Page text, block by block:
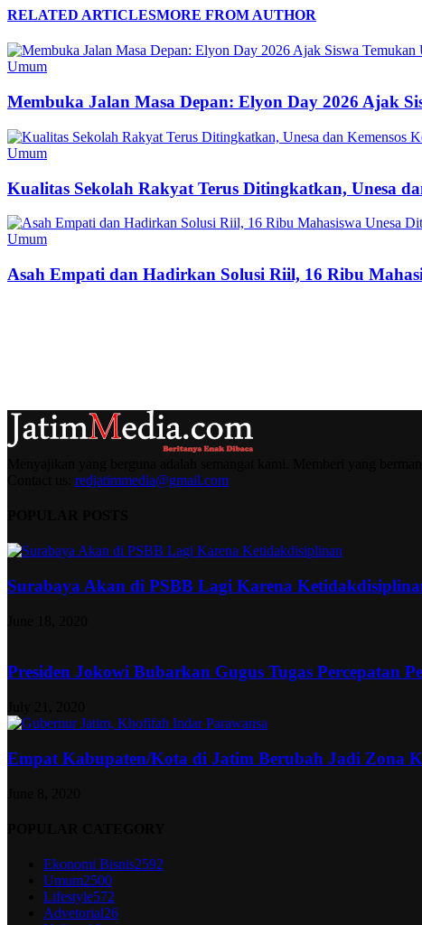
RELATED ARTICLESMORE FROM AUTHOR
Umum
Membuka Jalan Masa Depan: Elyon Day 2026 Ajak
Umum
Kualitas Sekolah Rakyat Terus Ditingkatkan, Unesa
Umum
Asah Empati dan Hadirkan Solusi Riil, 16 Ribu
redjatimmedia@gmail.com
Surabaya Akan di PSBB Lagi Karena
Presiden Jokowi Bubarkan Gugus Tugas Percepatan
Empat Kabupaten/Kota di Jatim Berubah Jadi Zona
Ekonomi Bisnis2592
Umum2500
Lifestyle572
Advetorial26